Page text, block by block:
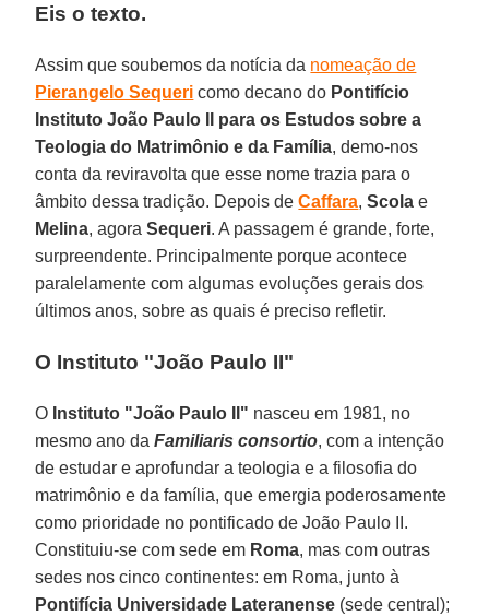
Eis o texto.
Assim que soubemos da notícia da nomeação de
Pierangelo Sequeri como decano do Pontifício
Instituto João Paulo II para os Estudos sobre a
Teologia do Matrimônio e da Família, demo-nos
conta da reviravolta que esse nome trazia para o
âmbito dessa tradição. Depois deCaffara,Scola e
Melina, agoraSequeri. A passagem é grande, forte,
surpreendente. Principalmente porque acontece
paralelamente com algumas evoluções gerais dos
últimos anos, sobre as quais é preciso refletir.
O Instituto "João Paulo II"
O Instituto "João Paulo II" nasceu em 1981, no
mesmo ano daFamiliaris consortio, com a intenção
de estudar e aprofundar a teologia e a filosofia do
matrimônio e da família, que emergia poderosamente
como prioridade no pontificado de João Paulo II.
Constituiu-se com sede em Roma, mas com outras
sedes nos cinco continentes: em Roma, junto à
Pontifícia Universidade Lateranense (sede central);